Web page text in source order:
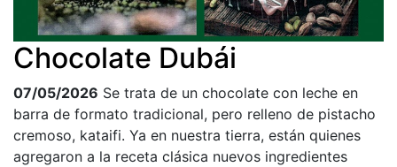
Chocolate Dubái
07/05/2026 Se trata de un chocolate con leche en
barra de formato tradicional, pero relleno de pistacho
cremoso, kataifi. Ya en nuestra tierra, están quienes
agregaron a la receta clásica nuevos ingredientes